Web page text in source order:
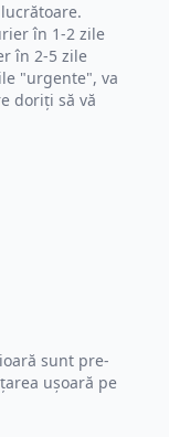
în 1-2 zile
în 2-5 zile
"urgente", va
doriți să vă
sunt pre-
ușoară pe